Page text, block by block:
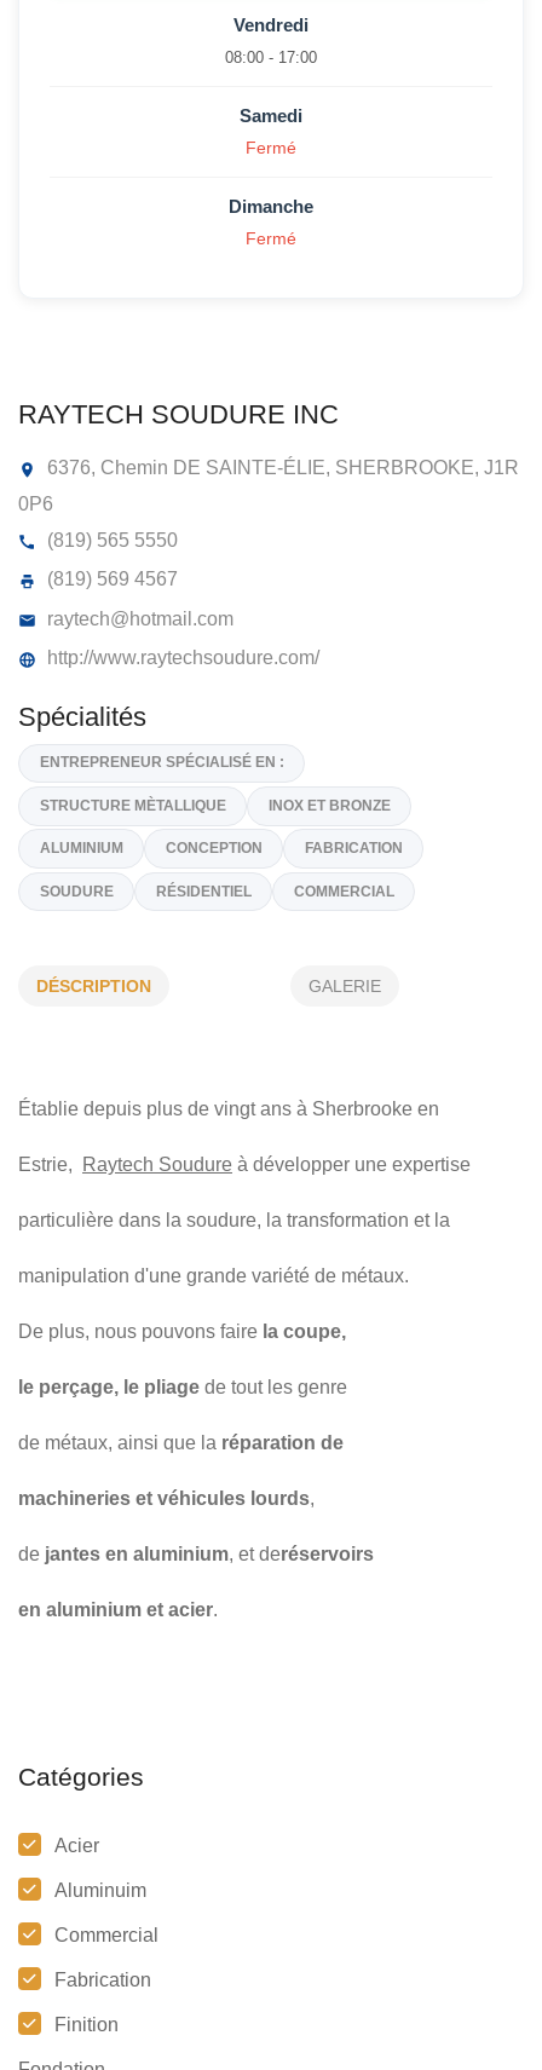
RAYTECH SOUDURE INC
6376, Chemin DE SAINTE-ÉLIE, SHERBROOKE,
(819) 569 4567
raytech@hotmail.com
http://www.raytechsoudure.com/
ENTREPRENEUR SPÉCIALISÉ EN :
SOUDURE RÉSIDENTIEL COMMERCIAL
DÉSCRIPTION GALERIE
Établie depuis plus de vingt ans à Sherbrooke en
Estrie, Raytech Soudure à développer une expertise
particulière dans la soudure, la transformation et la
manipulation d'une grande variété de métaux.
De plus, nous pouvons faire la coupe,
le perçage, le pliage de tout les genre
de métaux, ainsi que la réparation de
machineries et véhicules lourds,
de jantes en aluminium, et deréservoirs
en aluminium et acier.
Catégories
Acier
Aluminuim
Commercial
Fabrication
Finition
Vendredi
08:00 - 17:00
Samedi
Fermé
Dimanche
Fermé